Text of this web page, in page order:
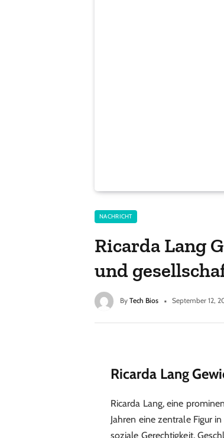
NACHRICHT
Ricarda Lang
und
By Tech Bios September 12,
Ricarda Lang
Ricarda Lang, eine
Jahren eine zentrale Figur
soziale Gerechtigkeit,